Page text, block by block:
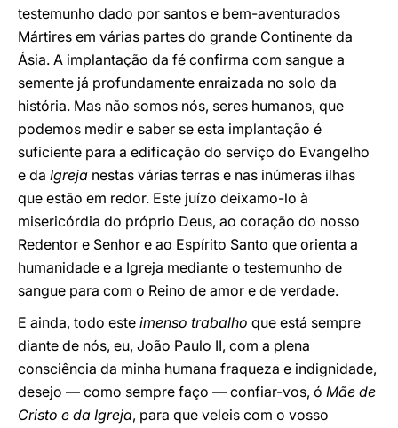
testemunho dado por santos e bem-aventurados
Mártires em várias partes do grande Continente da
Ásia. A implantação da fé confirma com sangue a
semente já profundamente enraizada no solo da
história. Mas não somos nós, seres humanos, que
podemos medir e saber se esta implantação é
suficiente para a edificação do serviço do Evangelho
e da Igreja nestas várias terras e nas inúmeras ilhas
que estão em redor. Este juízo deixamo-lo à
misericórdia do próprio Deus, ao coração do nosso
Redentor e Senhor e ao Espírito Santo que orienta a
humanidade e a Igreja mediante o testemunho de
sangue para com o Reino de amor e de verdade.
E ainda, todo este imenso trabalho que está sempre
diante de nós, eu, João Paulo II, com a plena
consciência da minha humana fraqueza e indignidade,
desejo — como sempre faço — confiar-vos, ó Mãe de
Cristo e da Igreja, para que veleis com o vosso